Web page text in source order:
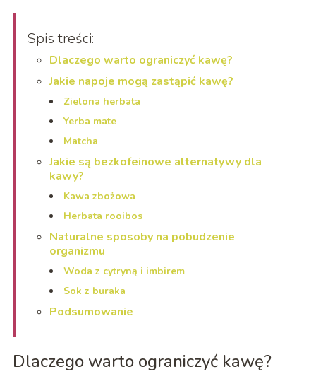
Spis treści:
Dlaczego warto ograniczyć kawę?
Jakie napoje mogą zastąpić kawę?
Zielona herbata
Yerba mate
Matcha
Jakie są bezkofeinowe alternatywy dla
kawy?
Kawa zbożowa
Herbata rooibos
Naturalne sposoby na pobudzenie
organizmu
Woda z cytryną i imbirem
Sok z buraka
Podsumowanie
Dlaczego warto ograniczyć kawę?